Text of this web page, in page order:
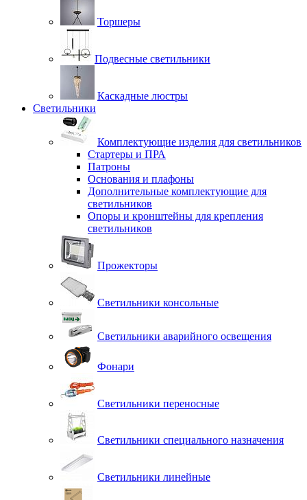
Торшеры
Подвесные светильники
Каскадные люстры
Светильники
Комплектующие изделия для светильников
Стартеры и ПРА
Патроны
Основания и плафоны
Дополнительные комплектующие для
светильников
Опоры и кронштейны для крепления
светильников
Прожекторы
Светильники консольные
Светильники аварийного освещения
Фонари
Светильники переносные
Светильники специального назначения
Светильники линейные